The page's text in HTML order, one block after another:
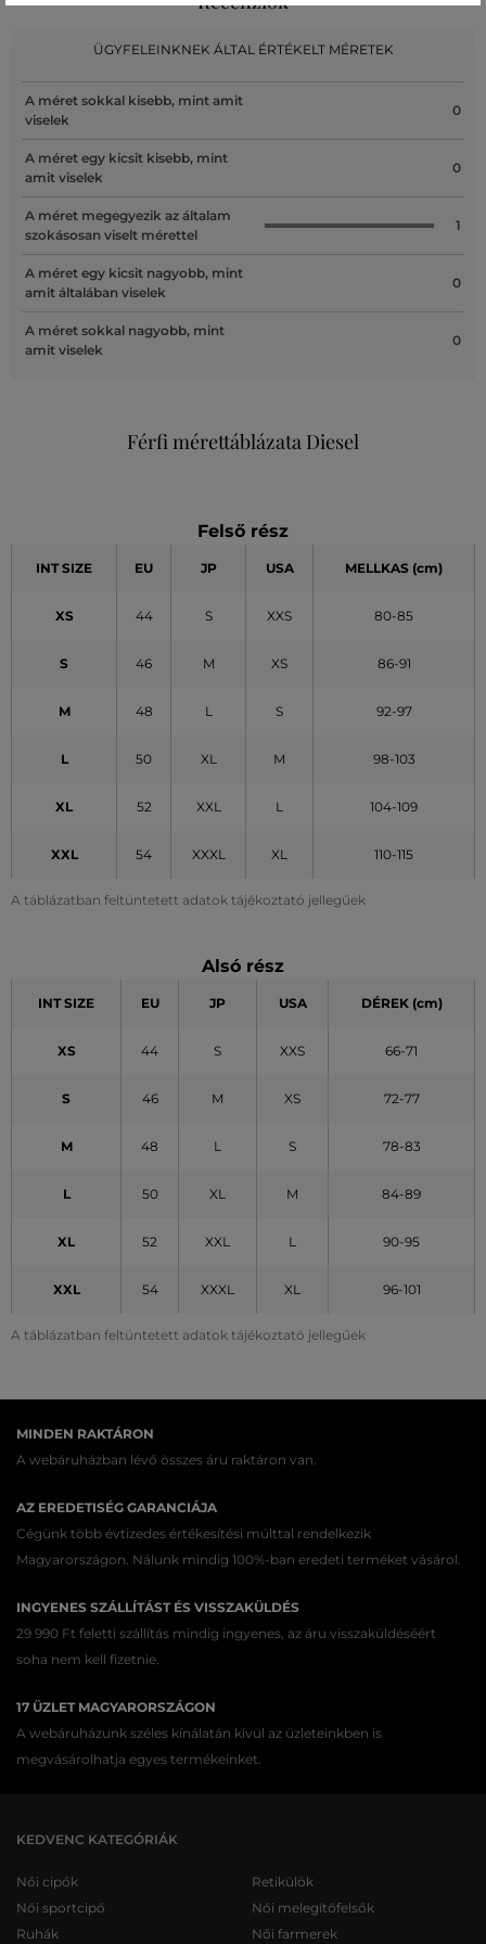
ÜGYFELEINKNEK ÁLTAL ÉRTÉKELT MÉRETEK
A méret sokkal kisebb, mint amit
viselek
0
A méret egy kicsit kisebb, mint
amit viselek
0
A méret megegyezik az általam
szokásosan viselt mérettel
1
A méret egy kicsit nagyobb, mint
amit általában viselek
0
A méret sokkal nagyobb, mint
amit viselek
0
Férfi mérettáblázata Diesel
Felső rész
A táblázatban feltüntetett adatok tájékoztató jellegűek
INT SIZE EU JP USA MELLKAS (cm)
XS 44 S XXS 80-85
S 46 M XS 86-91
M 48 L S 92-97
L 50 XL M 98-103
XL 52 XXL L 104-109
XXL 54 XXXL XL 110-115
Alsó rész
A táblázatban feltüntetett adatok tájékoztató jellegűek
INT SIZE EU JP USA DÉREK (cm)
XS 44 S XXS 66-71
S 46 M XS 72-77
M 48 L S 78-83
L 50 XL M 84-89
XL 52 XXL L 90-95
XXL 54 XXXL XL 96-101
MINDEN RAKTÁRON
A webáruházban lévő összes áru raktáron van.
AZ EREDETISÉG GARANCIÁJA
Cégünk több évtizedes értékesítési múlttal rendelkezik
Magyarországon. Nálunk mindig 100%-ban eredeti terméket vásárol.
INGYENES SZÁLLÍTÁST ÉS VISSZAKÜLDÉS
29 990 Ft feletti szállítás mindig ingyenes, az áru visszaküldéséért
soha nem kell fizetnie.
17 ÜZLET MAGYARORSZÁGON
A webáruházunk széles kínálatán kívül az üzleteinkben is
megvásárolhatja egyes termékeinket.
KEDVENC KATEGÓRIÁK
Női cipők
Női sportcipő
Ruhák
Retikülök
Női melegítőfelsők
Női farmerek